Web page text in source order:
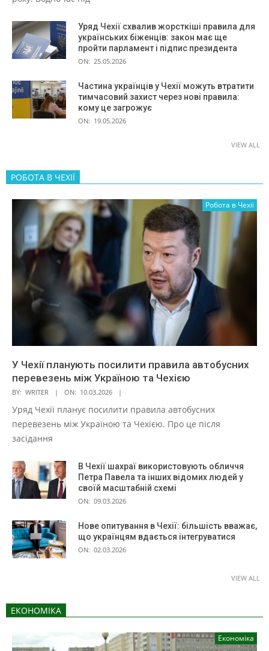
Уряд Чехії схвалив жорсткіші правила для
українських біженців: закон має ще
пройти парламент і підпис президента
ON: 25.05.2026
Частина українців у Чехії можуть втратити
тимчасовий захист через нові правила:
кому це загрожує
ON: 19.05.2026
VIEW ALL
РОБОТА В ЧЕХІЇ
Робота в Чехії
У Чехії планують посилити правила автобусних
перевезень між Україною та Чехією
BY: WRITER ON: 10.03.2026
Уряд Чехії планує посилити правила автобусних
перевезень між Україною та Чехією. Про це після
засідання
В Чехії шахраї використовують обличчя
Петра Павела та інших відомих людей у
своїй масштабній схемі
ON: 09.03.2026
Нове опитування в Чехії: більшість вважає,
що українцям вдається інтегруватися
ON: 02.03.2026
VIEW ALL
ЕКОНОМІКА
Економіка